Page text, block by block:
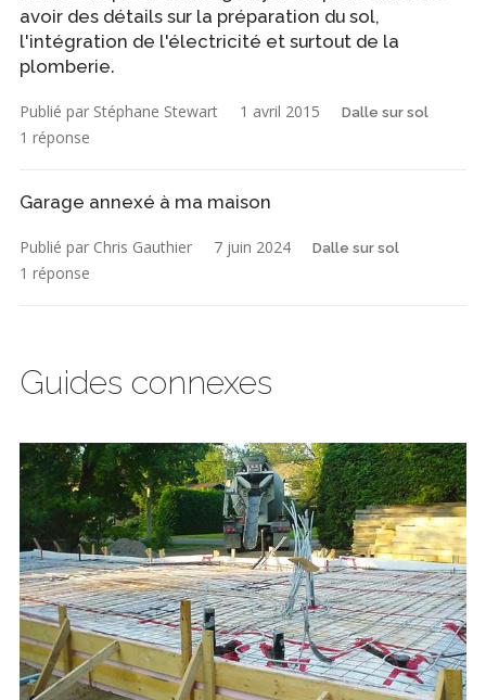
avoir des détails sur la préparation du sol,
l'intégration de l'électricité et surtout de la
plomberie.
Publié par Stéphane Stewart 1 avril 2015 Dalle sur sol
1 réponse
Garage annexé à ma maison
Publié par Chris Gauthier 7 juin 2024 Dalle sur sol
1 réponse
Guides connexes